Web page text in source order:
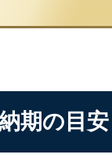
期の目安